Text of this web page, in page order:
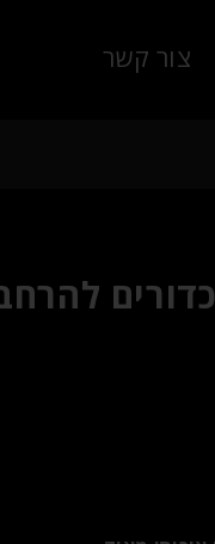
צור קשר
פלאג מתנפח 2